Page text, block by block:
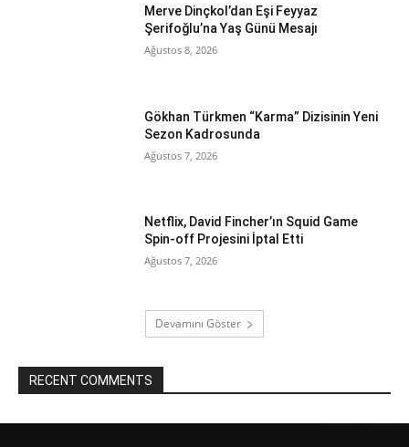
Merve Dinçkol’dan Eşi Feyyaz
Şerifoğlu’na Yaş Günü Mesajı
Ağustos 8, 2026
Gökhan Türkmen “Karma” Dizisinin Yeni
Sezon Kadrosunda
Ağustos 7, 2026
Netflix, David Fincher’ın Squid Game
Spin-off Projesini İptal Etti
Ağustos 7, 2026
Devamını Göster
RECENT COMMENTS